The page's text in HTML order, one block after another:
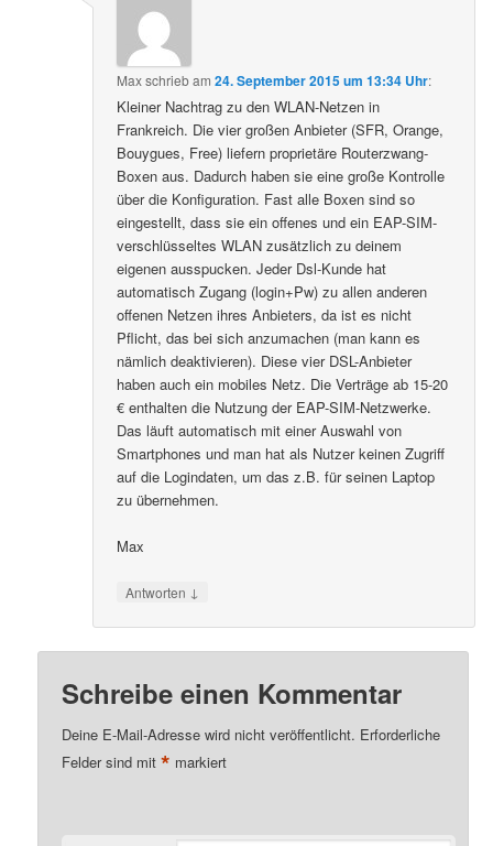
Maxschriebam24. September 2015 um 13:34 Uhr:
Kleiner Nachtrag zu den WLAN-Netzen in
Frankreich. Die vier großen Anbieter (SFR, Orange,
Bouygues, Free) liefern proprietäre Routerzwang-
Boxen aus. Dadurch haben sie eine große Kontrolle
über die Konfiguration. Fast alle Boxen sind so
eingestellt, dass sie ein offenes und ein EAP-SIM-
verschlüsseltes WLAN zusätzlich zu deinem
eigenen ausspucken. Jeder Dsl-Kunde hat
automatisch Zugang (login+Pw) zu allen anderen
offenen Netzen ihres Anbieters, da ist es nicht
Pflicht, das bei sich anzumachen (man kann es
nämlich deaktivieren). Diese vier DSL-Anbieter
haben auch ein mobiles Netz. Die Verträge ab 15-20
€ enthalten die Nutzung der EAP-SIM-Netzwerke.
Das läuft automatisch mit einer Auswahl von
Smartphones und man hat als Nutzer keinen Zugriff
auf die Logindaten, um das z.B. für seinen Laptop
zu übernehmen.
Max
Antworten ↓
Schreibe einen Kommentar
Deine E-Mail-Adresse wird nicht veröffentlicht. Erforderliche
Felder sind mit* markiert